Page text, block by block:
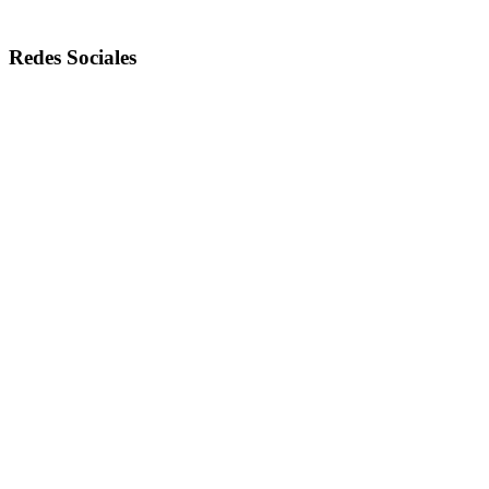
Redes Sociales